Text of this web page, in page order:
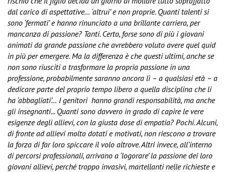
dal carico di aspettative… ‘altrui’ e non proprie. Quanti talenti si
sono ‘fermati’ e hanno rinunciato a una brillante carriera, per
mancanza di passione? Tanti. Certo, forse sono di più i giovani
animati da grande passione che avrebbero voluto avere quel quid
in più per emergere. Ma la differenza è che questi ultimi, anche se
non sono riusciti a trasformare la propria passione in una
professione, probabilmente saranno ancora lì – a qualsiasi età – a
dedicare parte del proprio tempo libero a quella disciplina che li
ha ‘abbagliati’… I genitori hanno grandi responsabilità, ma anche
gli insegnanti... Quanti sono davvero in grado di capire le vere
esigenze degli allievi, con la giusta dose di empatia? Pochi. Alcuni,
di fronte ad allievi molto dotati e motivati, non riescono a trovare
la forza di far loro spiccare il volo altrove. Altri invece, all’interno
di percorsi professionali, arrivano a ‘logorare’ la passione dei loro
giovani allievi, perché troppo invasivi, martellanti nelle richieste e